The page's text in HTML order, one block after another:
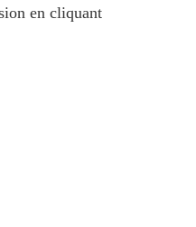
en cliquant